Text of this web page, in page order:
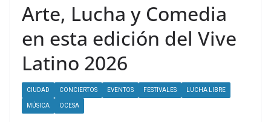
Arte, Lucha y Comedia
en esta edición del Vive
Latino 2026
CIUDAD CONCIERTOS EVENTOS FESTIVALES LUCHA LIBRE
MÚSICA OCESA